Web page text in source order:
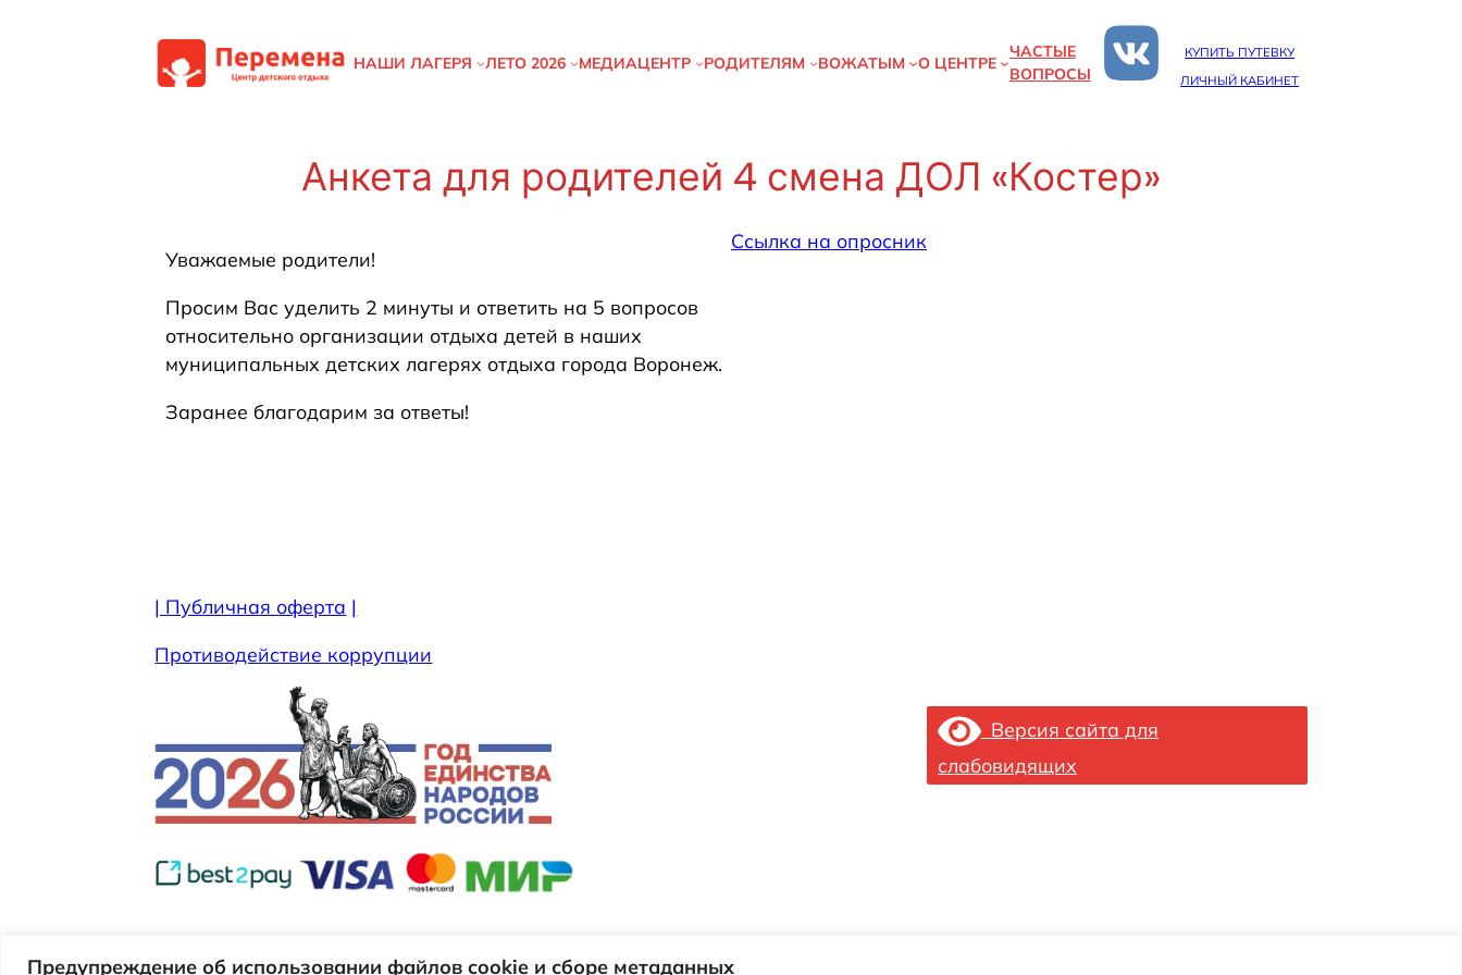
Предупреждение об использовании файлов cookie и сборе метаданных
к
содержимому
НАШИ ЛАГЕРЯ ЛЕТО 2026 МЕДИАЦЕНТР РОДИТЕЛЯМ ВОЖАТЫМ О ЦЕНТРЕ
ЧАСТЫЕ
ВОПРОСЫ
КУПИТЬ ПУТЕВКУ
ЛИЧНЫЙ КАБИНЕТ
Анкета для родителей 4 смена ДОЛ «Костер»
Уважаемые родители!
Просим Вас уделить 2 минуты и ответить на 5 вопросов
относительно организации отдыха детей в наших
муниципальных детских лагерях отдыха города Воронеж.
Заранее благодарим за ответы!
Ссылка на опросник
| Публичная оферта |
Противодействие коррупции
Версия сайта для
слабовидящих